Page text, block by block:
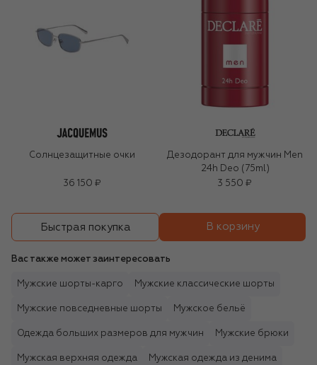
Солнцезащитные очки
36 150 ₽
Дезодорант для мужчин Men
24h Deo (75ml)
3 550 ₽
Быстрая покупка В корзину
Вас также может заинтересовать
Мужские шорты-карго Мужские классические шорты
Мужские повседневные шорты Мужское бельё
Одежда больших размеров для мужчин Мужские брюки
Мужская верхняя одежда Мужская одежда из денима